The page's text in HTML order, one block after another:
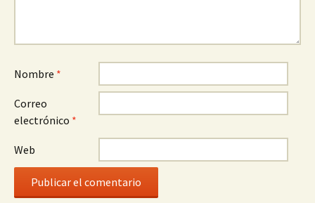
Nombre *
Correo
electrónico *
Web